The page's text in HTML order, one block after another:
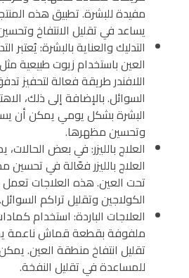
مفيدة للبشرة. تطبيق هذه
يساعد في تقليل الانتفاخ
التدليك والعناية بالبشرة: يُعتبر
العين باستخدام زيوت طبيعية
اللافندر طريقة فعالة لتحفيز
السوائل. بالإضافة إلى ذلك،
البشرة بشكل يومي يمكن أن
وتحسين مظهرها.
العلاج بالليزر: في بعض
العلاج بالليزر فعّالة في تحسين
تحت العين. هذه العلاجات
الكولاجين وتقليل تراكم السوائل.
العلاجات الباردة: استخدام
ملفوفة بقطعة قماش ناعمة
تقليل انتفاخ منطقة العين.
للمساعدة في تقليل النفخة.